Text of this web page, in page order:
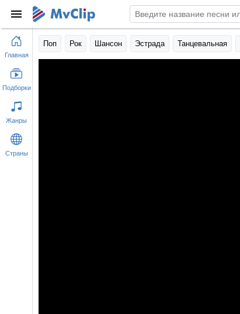
Поп Рок Шансон Эстрада Танцевальная
Главная
Подборки
Жанры
Страны